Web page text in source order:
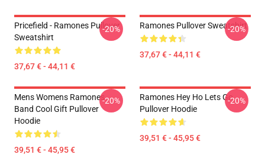
Pricefield - Ramones Pullover
Sweatshirt
37,67 € - 44,11 €
-20% Ramones Pullover Sweatshirt
37,67 € - 44,11 €
-20%
Mens Womens Ramones
Band Cool Gift Pullover
Hoodie
39,51 € - 45,95 €
-20%
Ramones Hey Ho Lets Go
Pullover Hoodie
39,51 € - 45,95 €
-20%